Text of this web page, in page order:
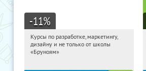
-11%
12:58:26
Получи первым!
Россия
Курсы по разработке, маркетингу,
дизайну и не только от школы
«Бруноям»